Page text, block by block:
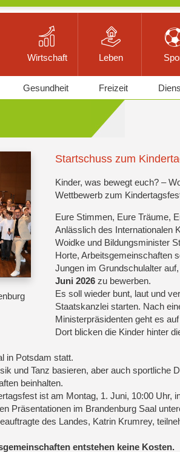
Wirtschaft Leben
Gesundheit Freizeit
Startschuss zum
Kinder, was bewegt euch? –
Wettbewerb zum
Eure Stimmen, Eure Träume,
Anlässlich des Internationalen
Woidke und Bildungsminister
Horte, Arbeitsgemeinschaften
Jungen im Grundschulalter
Juni 2026 zu bewerben.
Es soll wieder bunt, laut und
Staatskanzlei starten. Nach
Ministerpräsidenten geht es
Dort blicken die Kinder hinter
in Potsdam statt.
und Tanz basieren, aber auch sportliche
beinhalten.
ist am Montag, 1. Juni, 10:00 Uhr,
Präsentationen im Brandenburg Saal
des Landes, Katrin Krumrey,
entstehen keine Kosten.